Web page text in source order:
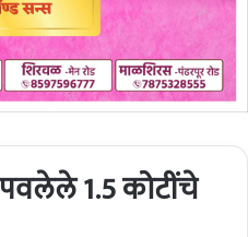
1.5 कोटींचे